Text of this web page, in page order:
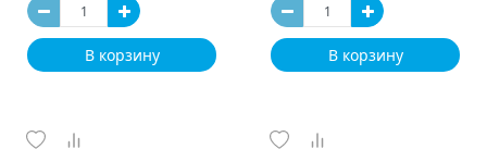
В корзину В корзину